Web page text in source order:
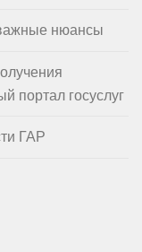
нюансы
портал госуслуг
ГАР